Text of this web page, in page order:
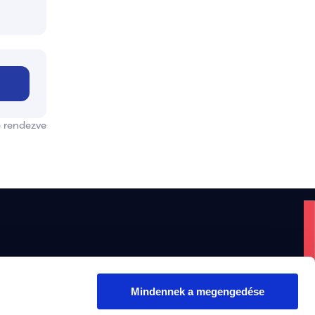
Mindennek a megengedése
Márk országgyűlési képviselő Komárom–Esztergom